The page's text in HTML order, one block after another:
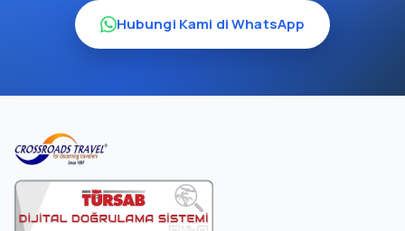
Hubungi Kami di WhatsApp